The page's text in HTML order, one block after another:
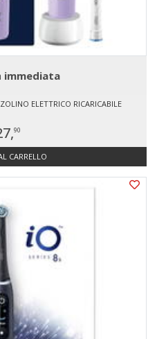
immediata
ELETTRICO RICARICABILE
90
CARRELLO